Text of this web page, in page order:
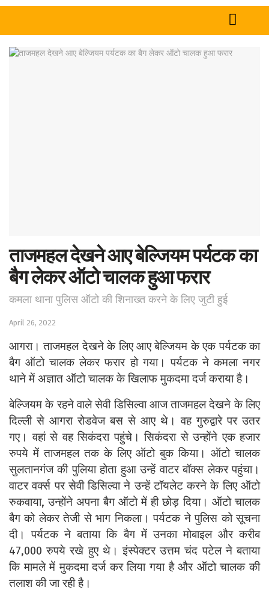
ताजमहल देखने आए बेल्जियम पर्यटक का
बैग लेकर ऑटो चालक हुआ फरार
कमला थाना पुलिस ऑटो की शिनाख्त करने के लिए जुटी हुई
April 26, 2022
आगरा। ताजमहल देखने के लिए आए बेल्जियम के एक पर्यटक का
बैग ऑटो चालक लेकर फरार हो गया। पर्यटक ने कमला नगर
थाने में अज्ञात ऑटो चालक के खिलाफ मुकदमा दर्ज कराया है।
बेल्जियम के रहने वाले सेवी डिसिल्वा आज ताजमहल देखने के लिए
दिल्ली से आगरा रोडवेज बस से आए थे। वह गुरुद्वारे पर उतर
गए। वहां से वह सिकंदरा पहुंचे। सिकंदरा से उन्होंने एक हजार
रुपये में ताजमहल तक के लिए ऑटो बुक किया। ऑटो चालक
सुलतानगंज की पुलिया होता हुआ उन्हें वाटर बॉक्स लेकर पहुंचा।
वाटर वर्क्स पर सेवी डिसिल्वा ने उन्हें टॉयलेट करने के लिए ऑटो
रुकवाया, उन्होंने अपना बैग ऑटो में ही छोड़ दिया। ऑटो चालक
बैग को लेकर तेजी से भाग निकला। पर्यटक ने पुलिस को सूचना
दी। पर्यटक ने बताया कि बैग में उनका मोबाइल और करीब
47,000 रुपये रखे हुए थे। इंस्पेक्टर उत्तम चंद पटेल ने बताया
कि मामले में मुकदमा दर्ज कर लिया गया है और ऑटो चालक की
तलाश की जा रही है।